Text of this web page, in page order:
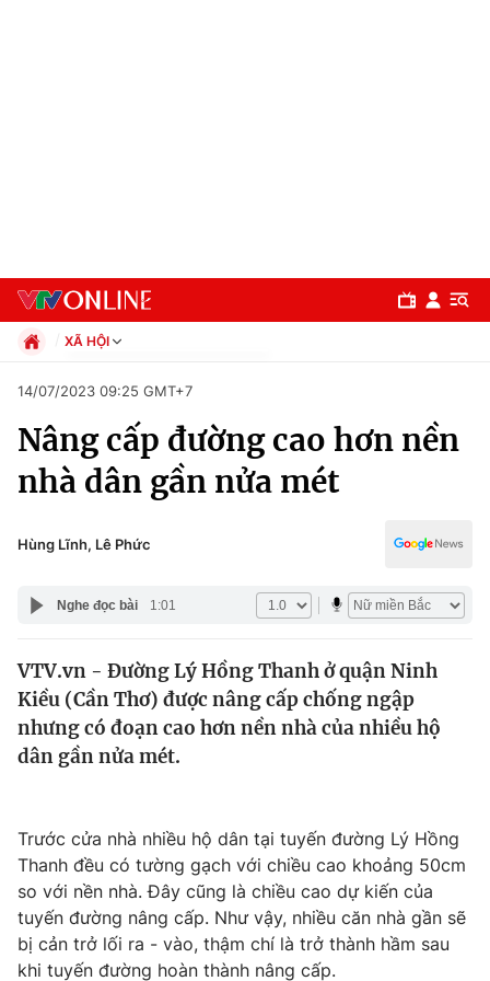
Chuyên mục
Chính trị
Xã hội
Y tế
Thế giới
Thế giới đó đây
Câu chuyện quốc tế
Tài chính
Thị trường
Góc doanh nghiệp
Dữ liệu và đời sống
Truyền hình
XÃ HỘI
Xã hội
Pháp luật
Kinh tế
Thể thao
Văn hóa - Giải trí
Đời sống
Giáo dục
14/07/2023 09:25 GMT+7
Nâng cấp đường cao hơn nền
nhà dân gần nửa mét
Hùng Lĩnh, Lê Phức
Nghe đọc bài 1:01
VTV.vn - Đường Lý Hồng Thanh ở quận Ninh
Kiều (Cần Thơ) được nâng cấp chống ngập
nhưng có đoạn cao hơn nền nhà của nhiều hộ
dân gần nửa mét.
Trước cửa nhà nhiều hộ dân tại tuyến đường Lý Hồng
Thanh đều có tường gạch với chiều cao khoảng 50cm
so với nền nhà. Đây cũng là chiều cao dự kiến của
tuyến đường nâng cấp. Như vậy, nhiều căn nhà gần sẽ
bị cản trở lối ra - vào, thậm chí là trở thành hầm sau
khi tuyến đường hoàn thành nâng cấp.